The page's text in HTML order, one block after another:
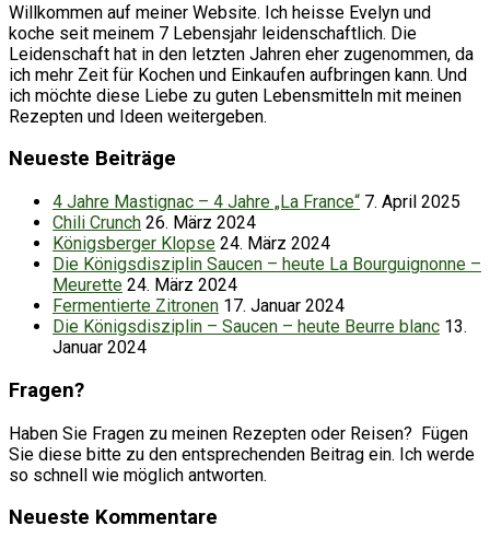
Willkommen auf meiner Website. Ich heisse Evelyn und
koche seit meinem 7 Lebensjahr leidenschaftlich. Die
Leidenschaft hat in den letzten Jahren eher zugenommen, da
ich mehr Zeit für Kochen und Einkaufen aufbringen kann. Und
ich möchte diese Liebe zu guten Lebensmitteln mit meinen
Rezepten und Ideen weitergeben.
Neueste Beiträge
4 Jahre Mastignac – 4 Jahre „La France“ 7. April 2025
Chili Crunch 26. März 2024
Königsberger Klopse 24. März 2024
Die Königsdisziplin Saucen – heute La Bourguignonne –
Meurette 24. März 2024
Fermentierte Zitronen 17. Januar 2024
Die Königsdisziplin – Saucen – heute Beurre blanc 13.
Januar 2024
Fragen?
Haben Sie Fragen zu meinen Rezepten oder Reisen? Fügen
Sie diese bitte zu den entsprechenden Beitrag ein. Ich werde
so schnell wie möglich antworten.
Neueste Kommentare